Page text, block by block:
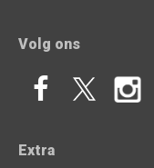
Volg ons
Extra